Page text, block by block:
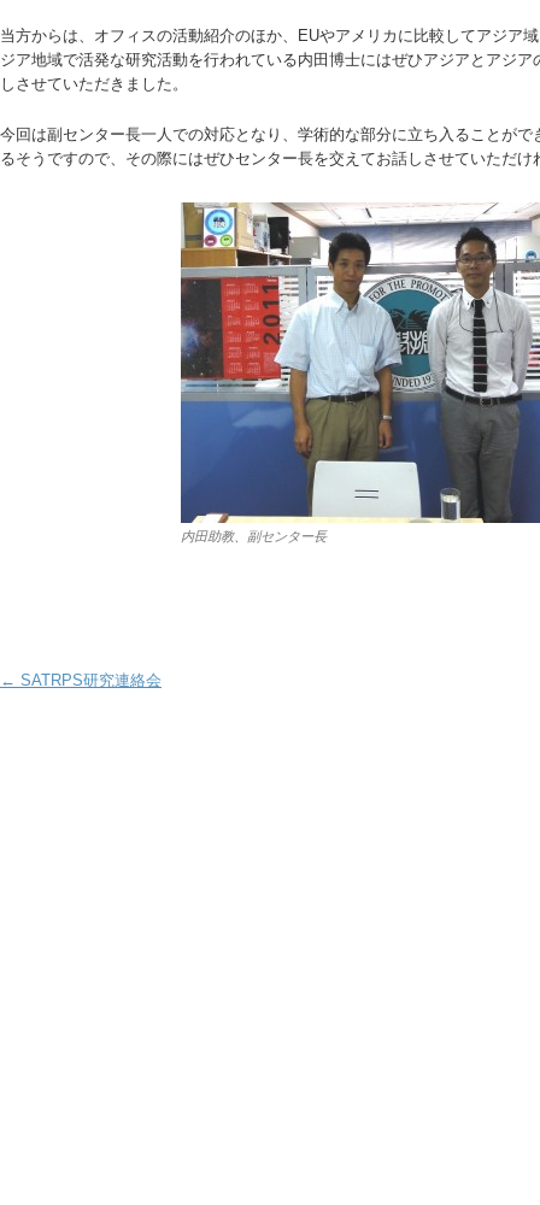
当方からは、オフィスの活動紹介のほか、EUやアメリカに比較してアジア
ジア地域で活発な研究活動を行われている内田博士にはぜひアジアとアジ
しさせていただきました。
今回は副センター長一人での対応となり、学術的な部分に立ち入ることが
るそうですので、その際にはぜひセンター長を交えてお話しさせていただけ
内田助教、副センター長
Post navigation
← SATRPS研究連絡会